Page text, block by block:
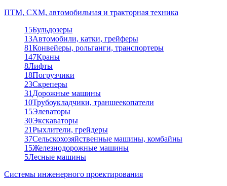
ПТМ, СХМ, автомобильная и тракторная техника
15Бульдозеры
13Автомобили, катки, грейферы
81Конвейеры, рольганги, транспортеры
147Краны
8Лифты
18Погрузчики
23Скреперы
31 Дорожные машины
10Трубоукладчики, траншеекопатели
15Элеваторы
30Экскаваторы
21Рыхлители, грейдеры
37Сельскохозяйственные машины, комбайны
15Железнодорожные машины
5Лесные машины
Системы инженерного проектирования